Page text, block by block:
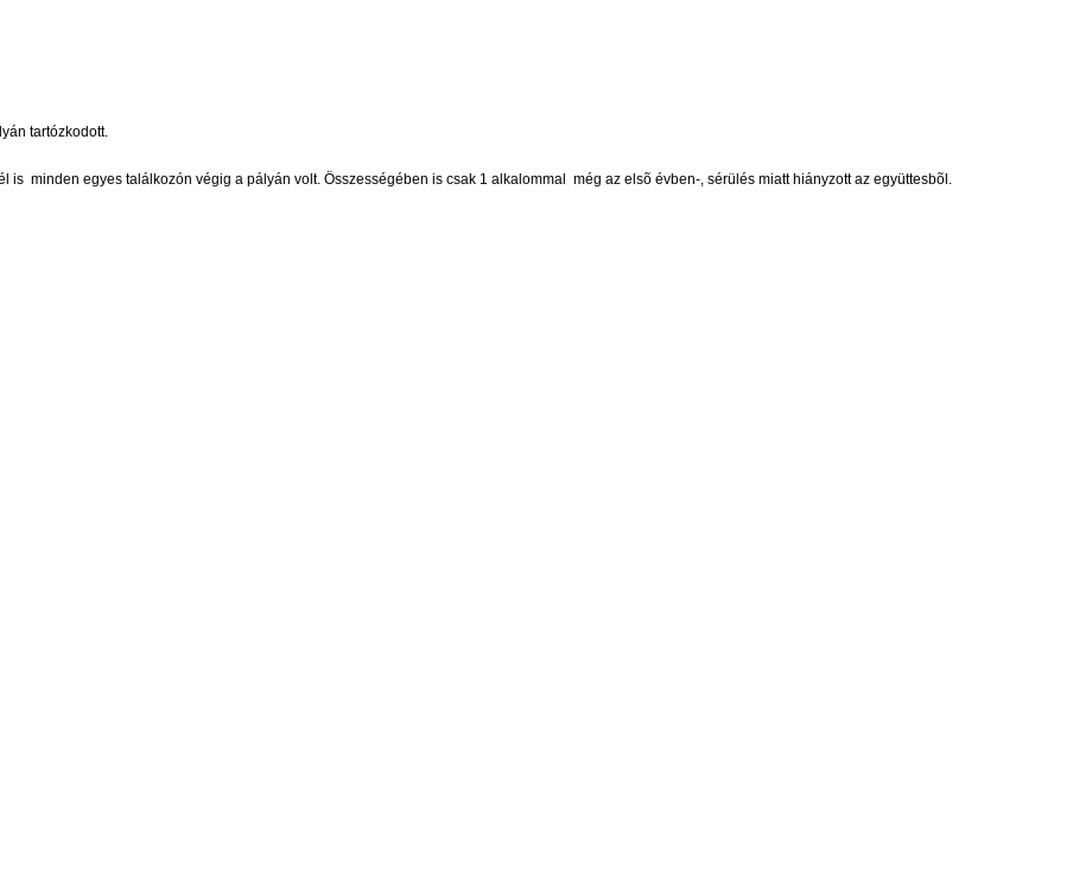
tartózkodott.
is  minden egyes találkozón végig a pályán volt. Összességében is csak 1 alkalommal  még az elsõ évben-, sérülés miatt hiányzott az együttesbõl.